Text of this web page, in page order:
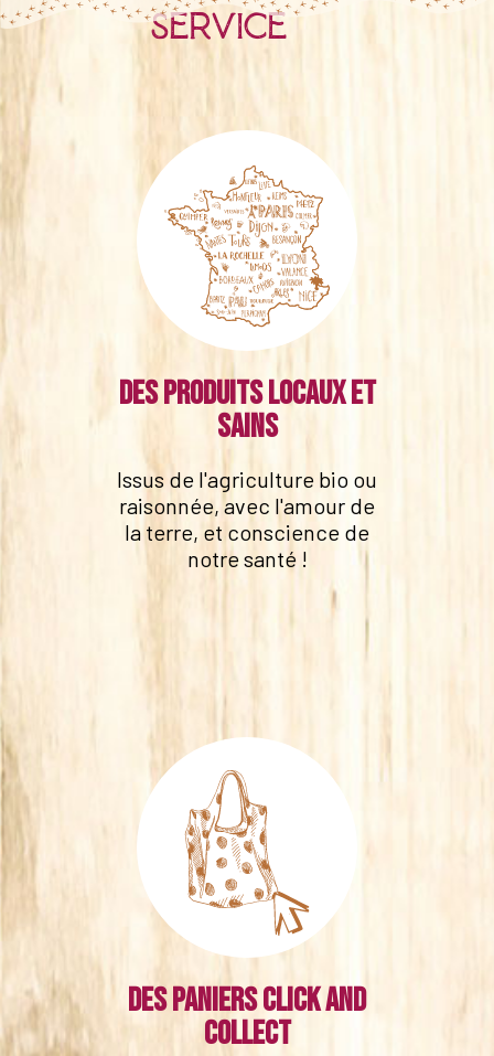
service
Des produits locaux et
sains
Issus de l'agriculture bio ou
raisonnée, avec l'amour de
la terre, et conscience de
notre santé !
Des paniers click and
collect